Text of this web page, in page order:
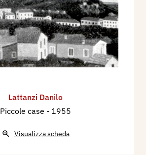
Lattanzi Danilo
Piccole case - 1955
Visualizza scheda